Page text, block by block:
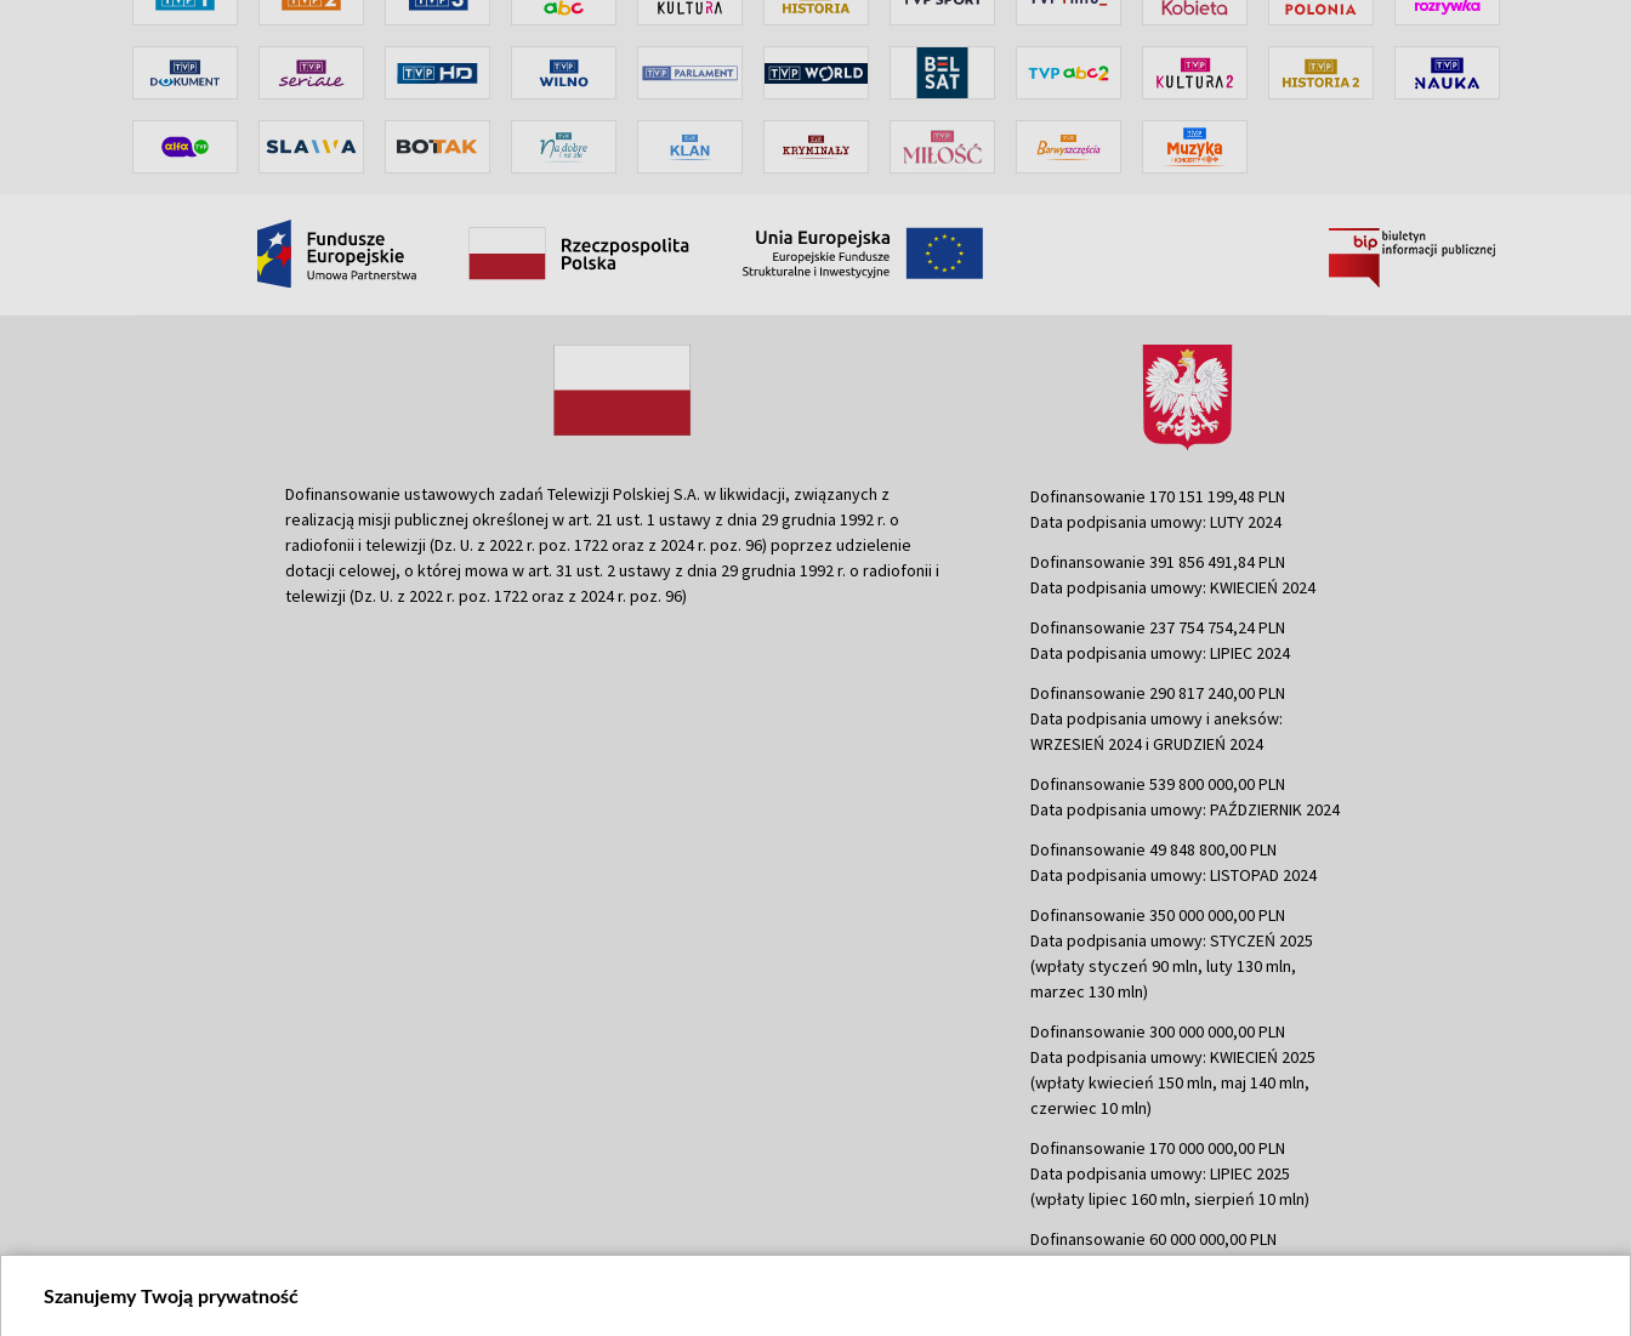
Dofinansowanie ustawowych zadań Telewizji Polskiej S.A. w likwidacji, związanych z
realizacją misji publicznej określonej w art. 21 ust. 1 ustawy z dnia 29 grudnia 1992 r. o
radiofonii i telewizji (Dz. U. z 2022 r. poz. 1722 oraz z 2024 r. poz. 96) poprzez udzielenie
dotacji celowej, o której mowa w art. 31 ust. 2 ustawy z dnia 29 grudnia 1992 r. o radiofonii i
telewizji (Dz. U. z 2022 r. poz. 1722 oraz z 2024 r. poz. 96)
Dofinansowanie 170 151 199,48 PLN
Data podpisania umowy: LUTY 2024
Dofinansowanie 391 856 491,84 PLN
Data podpisania umowy: KWIECIEŃ 2024
Dofinansowanie 237 754 754,24 PLN
Data podpisania umowy: LIPIEC 2024
Dofinansowanie 290 817 240,00 PLN
Data podpisania umowy i aneksów:
WRZESIEŃ 2024 i GRUDZIEŃ 2024
Dofinansowanie 539 800 000,00 PLN
Data podpisania umowy: PAŹDZIERNIK 2024
Dofinansowanie 49 848 800,00 PLN
Data podpisania umowy: LISTOPAD 2024
Dofinansowanie 350 000 000,00 PLN
Data podpisania umowy: STYCZEŃ 2025
(wpłaty styczeń 90 mln, luty 130 mln,
marzec 130 mln)
Dofinansowanie 300 000 000,00 PLN
Data podpisania umowy: KWIECIEŃ 2025
(wpłaty kwiecień 150 mln, maj 140 mln,
czerwiec 10 mln)
Dofinansowanie 170 000 000,00 PLN
Data podpisania umowy: LIPIEC 2025
(wpłaty lipiec 160 mln, sierpień 10 mln)
Dofinansowanie 60 000 000,00 PLN
Szanujemy Twoją prywatność